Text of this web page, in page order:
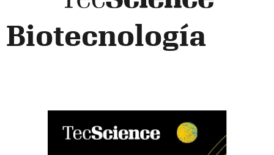
Biotecnología